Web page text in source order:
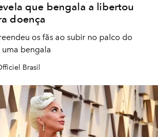
que bengala a libertou
doença
os fãs ao subir no palco do
uma bengala
Brasil